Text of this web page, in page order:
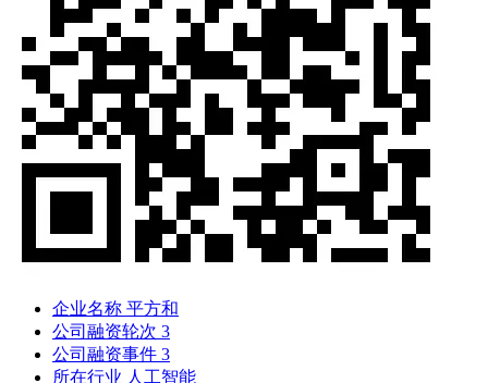
企业名称 平方和
公司融资轮次 3
公司融资事件 3
所在行业 人工智能